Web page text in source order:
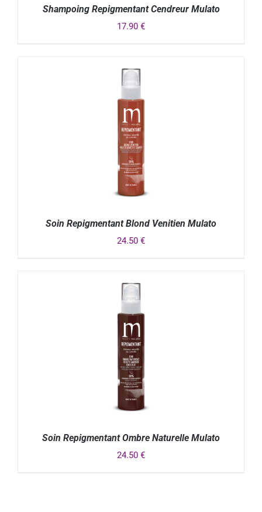
Shampoing Repigmentant Cendreur Mulato
17.90 €
Soin Repigmentant Blond Venitien Mulato
24.50 €
Soin Repigmentant Ombre Naturelle Mulato
24.50 €